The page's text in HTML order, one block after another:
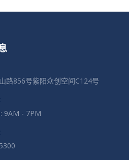
路856号紫阳众创空间C124号
9AM - 7PM